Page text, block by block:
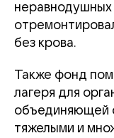
неравнодушных
без крова.
Также фонд
лагеря для
объединяющей
тяжелыми и